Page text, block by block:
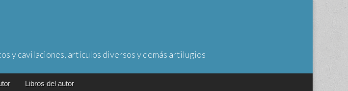
y cavilaciones, artículos diversos y demás artilugios
Libros del autor